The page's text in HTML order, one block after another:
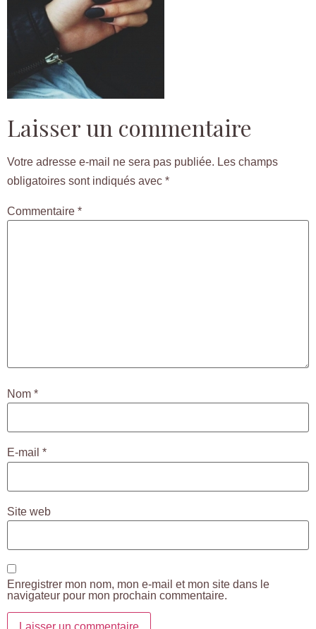
Laisser un commentaire
Votre adresse e-mail ne sera pas publiée. Les champs
obligatoires sont indiqués avec *
Commentaire *
Nom *
E-mail *
Site web
Enregistrer mon nom, mon e-mail et mon site dans le
navigateur pour mon prochain commentaire.